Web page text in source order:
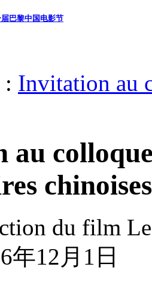
巴黎中国电影节
Invitation au
chinoises
du film
年12月1日